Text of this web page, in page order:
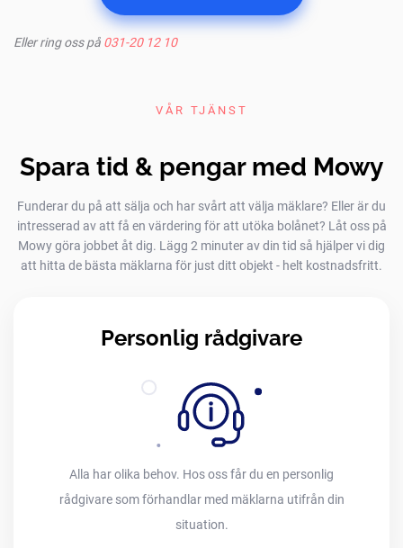
Eller ring oss på 031-20 12 10
VÅR TJÄNST
Spara tid & pengar med Mowy
Funderar du på att sälja och har svårt att välja mäklare? Eller är du
intresserad av att få en värdering för att utöka bolånet? Låt oss på
Mowy göra jobbet åt dig. Lägg 2 minuter av din tid så hjälper vi dig
att hitta de bästa mäklarna för just ditt objekt - helt kostnadsfritt.
Personlig rådgivare
Alla har olika behov. Hos oss får du en personlig
rådgivare som förhandlar med mäklarna utifrån din
situation.